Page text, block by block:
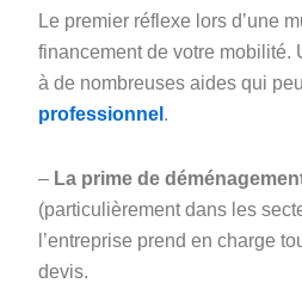
Le premier réflexe lors d’une
financement de votre mobilité.
à de nombreuses aides qui
professionnel .
– La prime de
(particulièrement dans les
l’entreprise prend en charge
devis.